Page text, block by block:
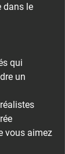
dans le
qui
un
vous aimez